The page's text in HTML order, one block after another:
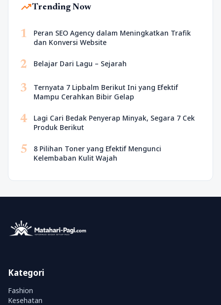
trending_upTrending Now
1
Peran SEO Agency dalam Meningkatkan Trafik
dan Konversi Website
2 Belajar Dari Lagu – Sejarah
3
Ternyata 7 Lipbalm Berikut Ini yang Efektif
Mampu Cerahkan Bibir Gelap
4
Lagi Cari Bedak Penyerap Minyak, Segara 7 Cek
Produk Berikut
5
8 Pilihan Toner yang Efektif Mengunci
Kelembaban Kulit Wajah
Kategori
Fashion
Kesehatan